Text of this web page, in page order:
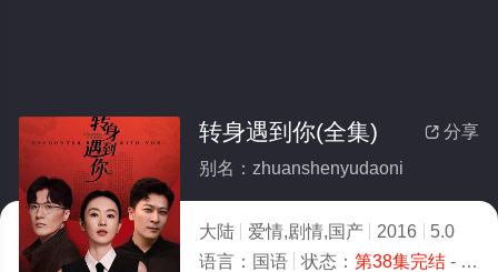
 分享
转身遇到你(全集)
别名：zhuanshenyudaoni
大陆 爱情,剧情,国产 2016
5.0
语言： 国语 状态： 第38集完结- 免费在线观看